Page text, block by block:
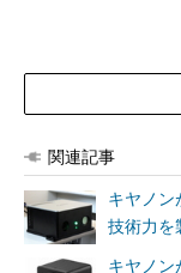
関連記事
キヤノン
技術力を
キヤノ